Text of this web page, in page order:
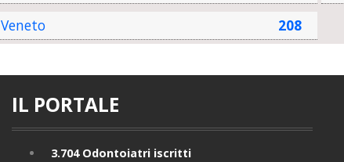
Veneto 208
IL PORTALE
3.704Odontoiatri iscritti